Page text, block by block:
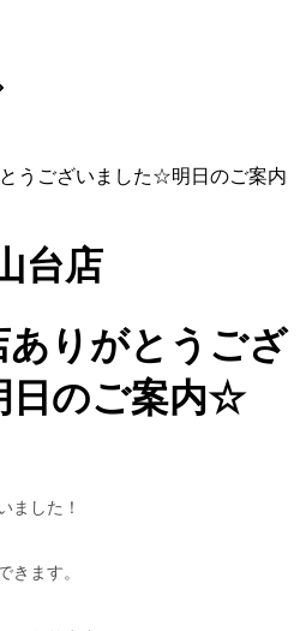
うございました☆明日のご案内
台店
ありがとうござ
のご案内☆
ました！
きます。